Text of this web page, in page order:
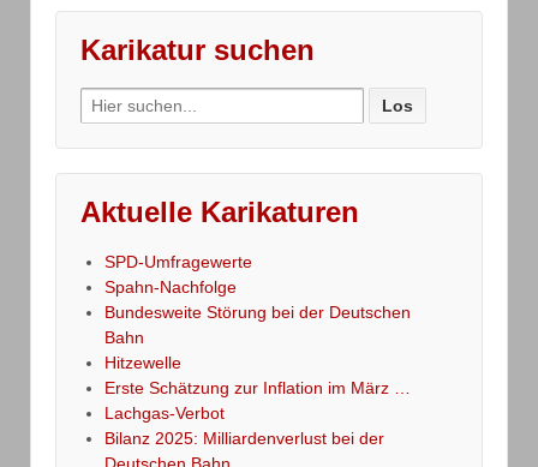
Karikatur suchen
Search
for:
Aktuelle Karikaturen
SPD-Umfragewerte
Spahn-Nachfolge
Bundesweite Störung bei der Deutschen
Bahn
Hitzewelle
Erste Schätzung zur Inflation im März …
Lachgas-Verbot
Bilanz 2025: Milliardenverlust bei der
Deutschen Bahn